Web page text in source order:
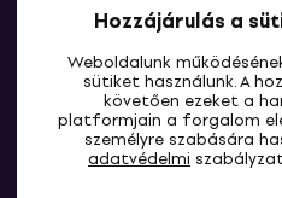
Hozzájárulás a
Weboldalunk
sütiket használunk. A
követően ezeket a
platformjain a forgalom
személyre szabására
adatvédelmi